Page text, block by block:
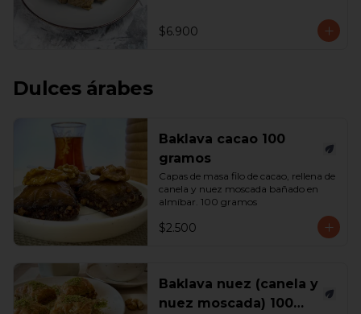
$6.900
Dulces árabes
Baklava cacao 100
gramos
Capas de masa filo de cacao, rellena de
canela y nuez moscada bañado en
almíbar. 100 gramos
$2.500
Baklava nuez (canela y
nuez moscada) 100